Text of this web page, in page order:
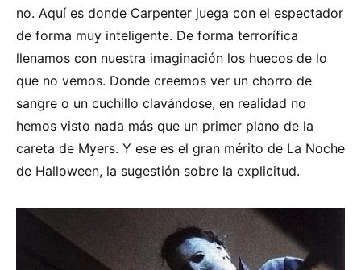
no. Aquí es donde Carpenter juega con el espectador
de forma muy inteligente. De forma terrorífica
llenamos con nuestra imaginación los huecos de lo
que no vemos. Donde creemos ver un chorro de
sangre o un cuchillo clavándose, en realidad no
hemos visto nada más que un primer plano de la
careta de Myers. Y ese es el gran mérito de La Noche
de Halloween, la sugestión sobre la explicitud.